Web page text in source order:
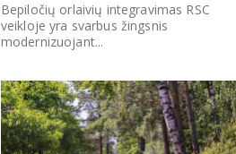
Bepiločių orlaivių integravimas RSC
veikloje yra svarbus žingsnis
modernizuojant...